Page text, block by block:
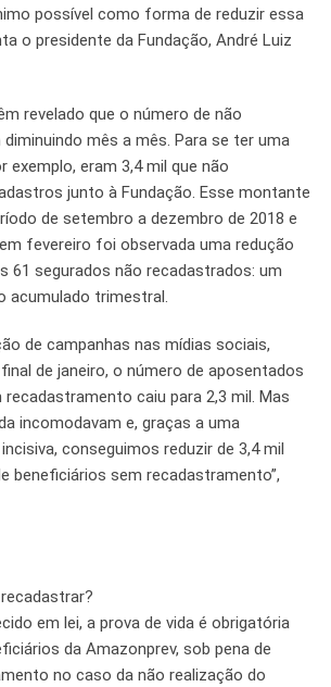
possível como forma de reduzir essa
o presidente da Fundação, André Luiz
revelado que o número de não
mês a mês. Para se ter uma
exemplo, eram 3,4 mil que não
junto à Fundação. Esse montante
de setembro a dezembro de 2018 e
fevereiro foi observada uma redução
61 segurados não recadastrados: um
acumulado trimestral.
de campanhas nas mídias sociais,
de janeiro, o número de aposentados
caiu para 2,3 mil. Mas
incomodavam e, graças a uma
conseguimos reduzir de 3,4 mil
beneficiários sem recadastramento”,
em lei, a prova de vida é obrigatória
da Amazonprev, sob pena de
no caso da não realização do